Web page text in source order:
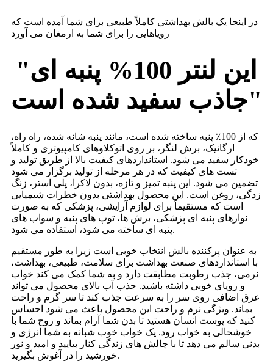
در اینجا یک بالش بهداشتی کاملاً طبیعی برای شما آمده است که
رویاهایی را برای شما به ارمغان می آورد
"این لنتر 100% پنبه ای
جاذب سفید شده است"
که از 100٪ پنبه ساخته شده است، مانند پنبه شانه شده، راه راه،
ارگانیک، برش لنگر، بر روی اتوکلاوهای کامپیوتری و کاملاً
خودکار سفید می شود. استانداردهای کیفیت بالا از طریق تولید و
تست های کیفیت که در هر مرحله از تولید برگزار می شود
تضمین می شود. این پنبه تمیز و تازه، بدون لاکرا، پلی استر، زنگ
زدگی، روغن است. این محصول بهداشتی بدون خطرات شیمیایی
است که مستقیماً برای لوازم آرایشی، پزشکی که به صورت
نوارهای پنبه ای پزشکی، برش ها، توپ های پنبه و سواب های
پنبه ای ساخته می شود، استفاده می شود.
به عنوان پرکننده بالش انتخاب خوبی است زیرا به طور مستقیم
با استانداردهای صنعت بهداشت برای سلامت، طبیعی، بهداشت،
نرمی، جذب رطوبت مطابقت دارد و به شما کمک می کند خواب
و رویای خوبی داشته باشید. جذب آب بالای محصول می تواند
عرق اضافی روی سر را به سرعت جذب کند تا سر گرم و راحت
بماند. ویژگی نرم و راحت این محصول باعث می شود احساس
کنید که پوست انسان هستید تا بدن شما آرام بماند و روح شما با
خوشحالی به خواب رود. یک خواب خوب شبانه به شما انرژی و
بدنی سالم می دهد تا با چالش های زندگی کنار بیایید و امید و نور
خورشید را در آغوش بگیرید.